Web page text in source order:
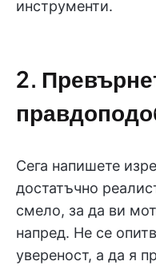
инструменти.
2.
Сега напишете
достатъчно
смело, за да ви
напред. Не се
увереност, а да я